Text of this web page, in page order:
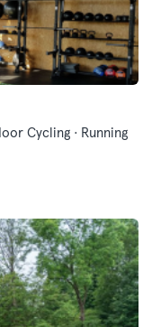
Cycling · Running